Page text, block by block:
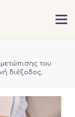
του
διέξοδος;